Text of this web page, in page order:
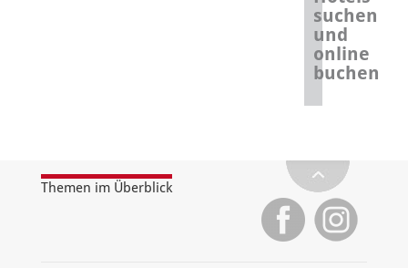
suchen
und
online
buchen
Themen im Überblick